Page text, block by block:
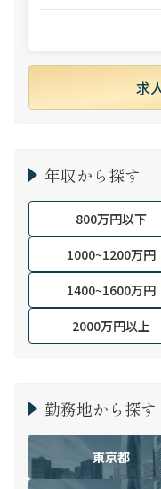
求
年収から探す
800万円以下
1000~1200万円
1400~1600万円
2000万円以上
勤務地から探す
東京都